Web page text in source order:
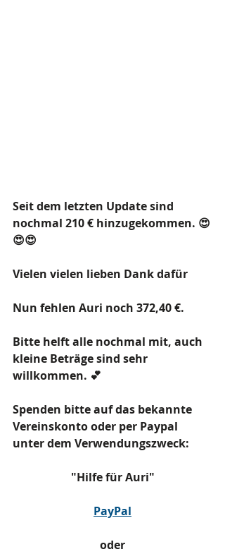
Seit dem letzten Update sind
nochmal 210 € hinzugekommen. 😍
😍😍
Vielen vielen lieben Dank dafür
Nun fehlen Auri noch 372,40 €.
Bitte helft alle nochmal mit, auch
kleine Beträge sind sehr
willkommen. 💕
Spenden bitte auf das bekannte
Vereinskonto oder per Paypal
unter dem Verwendungszweck:
"Hilfe für Auri"
PayPal
oder